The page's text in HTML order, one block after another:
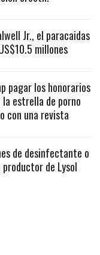
Jr., el paracaidas
millones
pagar los honorarios
estrella de porno
con una revista
de desinfectante o
de Lysol